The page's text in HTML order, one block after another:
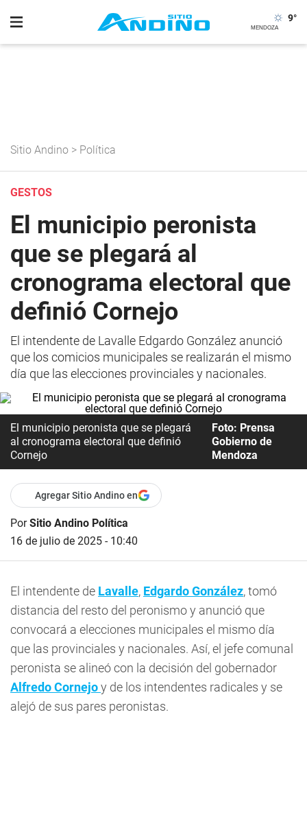
9°
Sitio Andino > Política
GESTOS
El municipio peronista
que se plegará al
cronograma electoral que
definió Cornejo
El intendente de Lavalle Edgardo González anunció
que los comicios municipales se realizarán el mismo
día que las elecciones provinciales y nacionales.
El municipio peronista que se plegará
al cronograma electoral que definió
Cornejo
Foto: Prensa
Gobierno de
Mendoza
Agregar Sitio Andino en
PorSitio Andino Política
16 de julio de 2025 - 10:40
El intendente de Lavalle, Edgardo González, tomó
distancia del resto del peronismo y anunció que
convocará a elecciones municipales el mismo día
que las provinciales y nacionales. Así, el jefe comunal
peronista se alineó con la decisión del gobernador
Alfredo Cornejoy de los intendentes radicales y se
alejó de sus pares peronistas.